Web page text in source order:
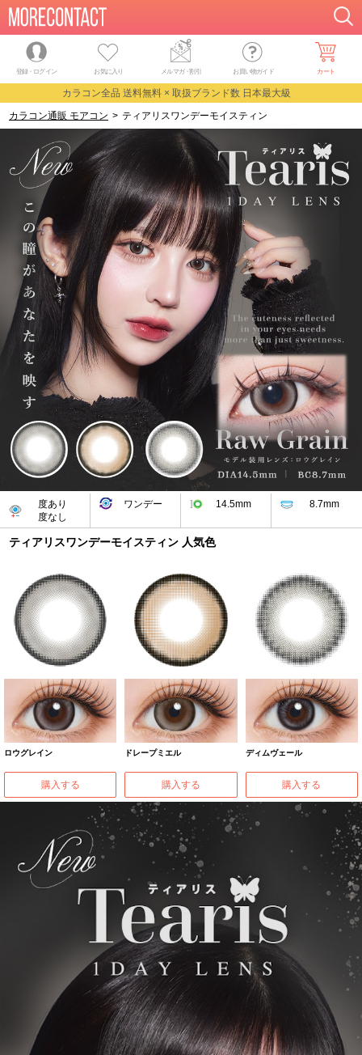
登録・ログイン お気に入り メルマガ・割引 お買い物ガイド カート
カラコン全品 送料無料 × 取扱ブランド数 日本最大級
カラコン通販 モアコン > ティアリスワンデーモイスティン
度あり
度なし
ワンデー 14.5mm 8.7mm
ティアリスワンデーモイスティン 人気色
ロウグレイン
購入する
ドレープミエル
購入する
ディムヴェール
購入する